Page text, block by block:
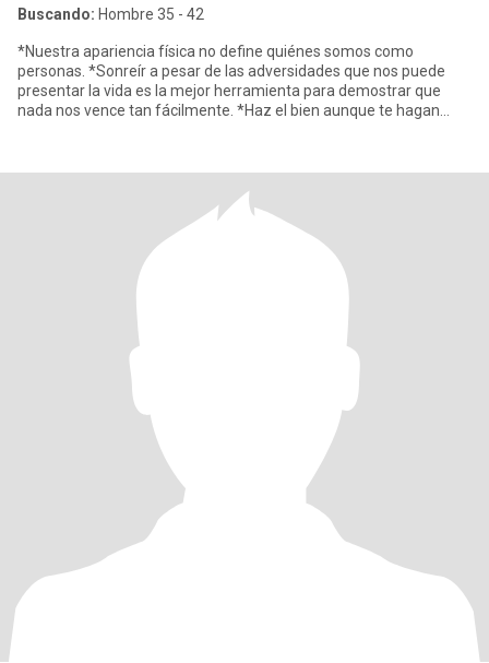
Buscando: Hombre 35 - 42
*Nuestra apariencia física no define quiénes somos como
personas. *Sonreír a pesar de las adversidades que nos puede
presentar la vida es la mejor herramienta para demostrar que
nada nos vence tan fácilmente. *Haz el bien aunque te hagan